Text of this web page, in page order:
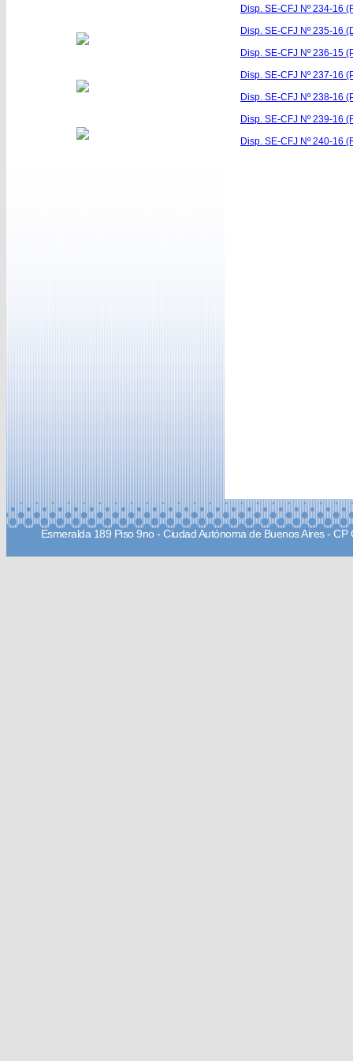
Disp. SE-CFJ Nº 234-16
Disp. SE-CFJ Nº 235-16
Disp. SE-CFJ Nº 236-15
Disp. SE-CFJ Nº 237-16
Disp. SE-CFJ Nº 238-16
Disp. SE-CFJ Nº 239-16
Disp. SE-CFJ Nº 240-16
Esmeralda 189 Piso 9no - Ciudad Autónoma de Buenos Aires -